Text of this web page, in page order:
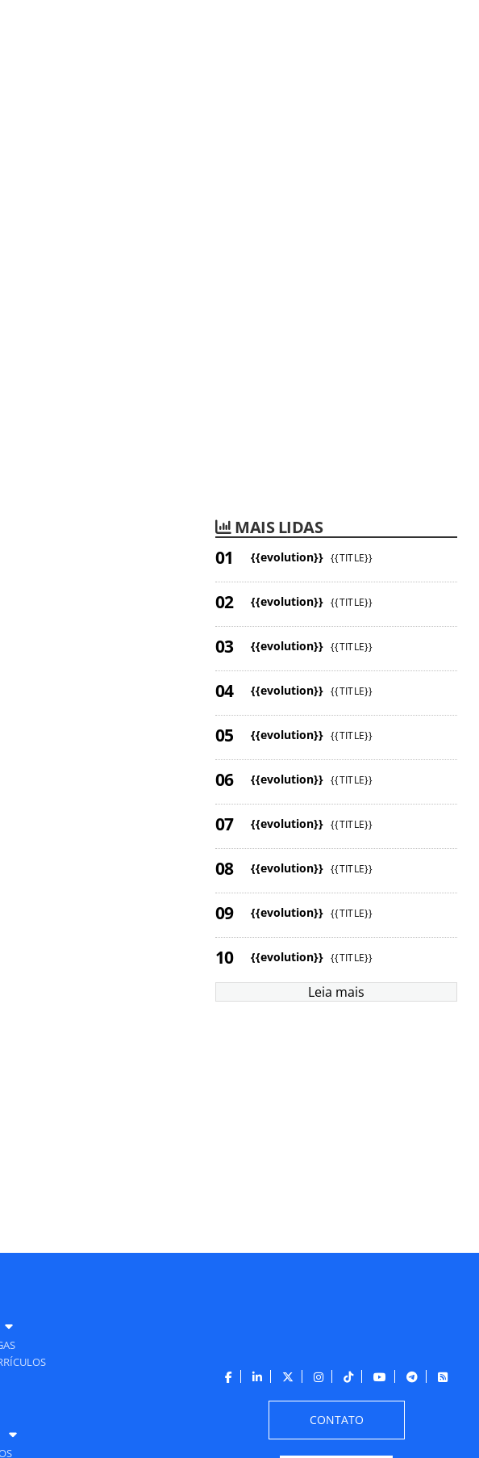
MAIS LIDAS
{{evolution}} {{TITLE}}
{{evolution}} {{TITLE}}
{{evolution}} {{TITLE}}
{{evolution}} {{TITLE}}
{{evolution}} {{TITLE}}
{{evolution}} {{TITLE}}
{{evolution}} {{TITLE}}
{{evolution}} {{TITLE}}
{{evolution}} {{TITLE}}
{{evolution}} {{TITLE}}
Leia mais
CONTATO